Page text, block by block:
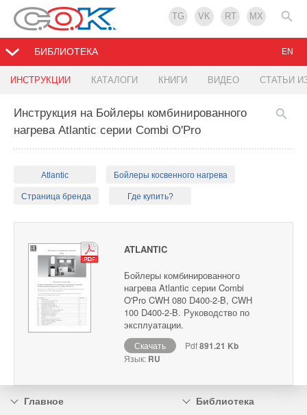
TG VK RT MX
БИБЛИОТЕКА
ИНСТРУКЦИИ КАТАЛОГИ КНИГИ ВИДЕО СТАТЬИ
EN
Инструкция на Бойлеры комбинированного
нагрева Atlantic серии Combi O'Pro
Atlantic Бойлеры косвенного нагрева
Страница бренда Где купить?
ATLANTIC
Бойлеры комбинированного
нагрева Atlantic серии Combi
O'Pro CWH 080 D400-2-B, CWH
100 D400-2-B. Руководство по
эксплуатации.
Скачать Pdf891.21 Kb
Язык: RU
Главное
Библиотека